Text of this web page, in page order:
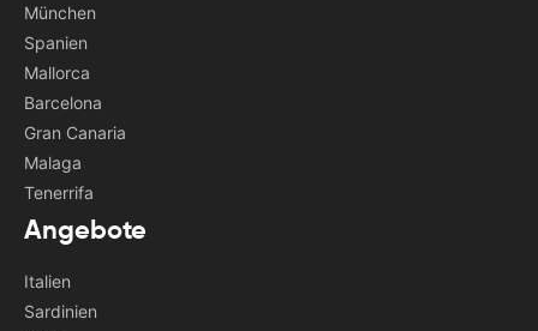
München
Spanien
Mallorca
Barcelona
Gran Canaria
Malaga
Tenerrifa
Angebote
Italien
Sardinien